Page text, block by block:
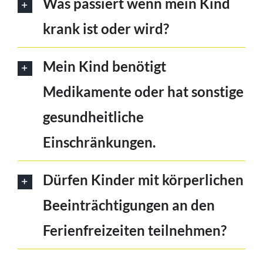
Was passiert wenn mein Kind
krank ist oder wird?
Mein Kind benötigt
Medikamente oder hat sonstige
gesundheitliche
Einschränkungen.
Dürfen Kinder mit körperlichen
Beeinträchtigungen an den
Ferienfreizeiten teilnehmen?